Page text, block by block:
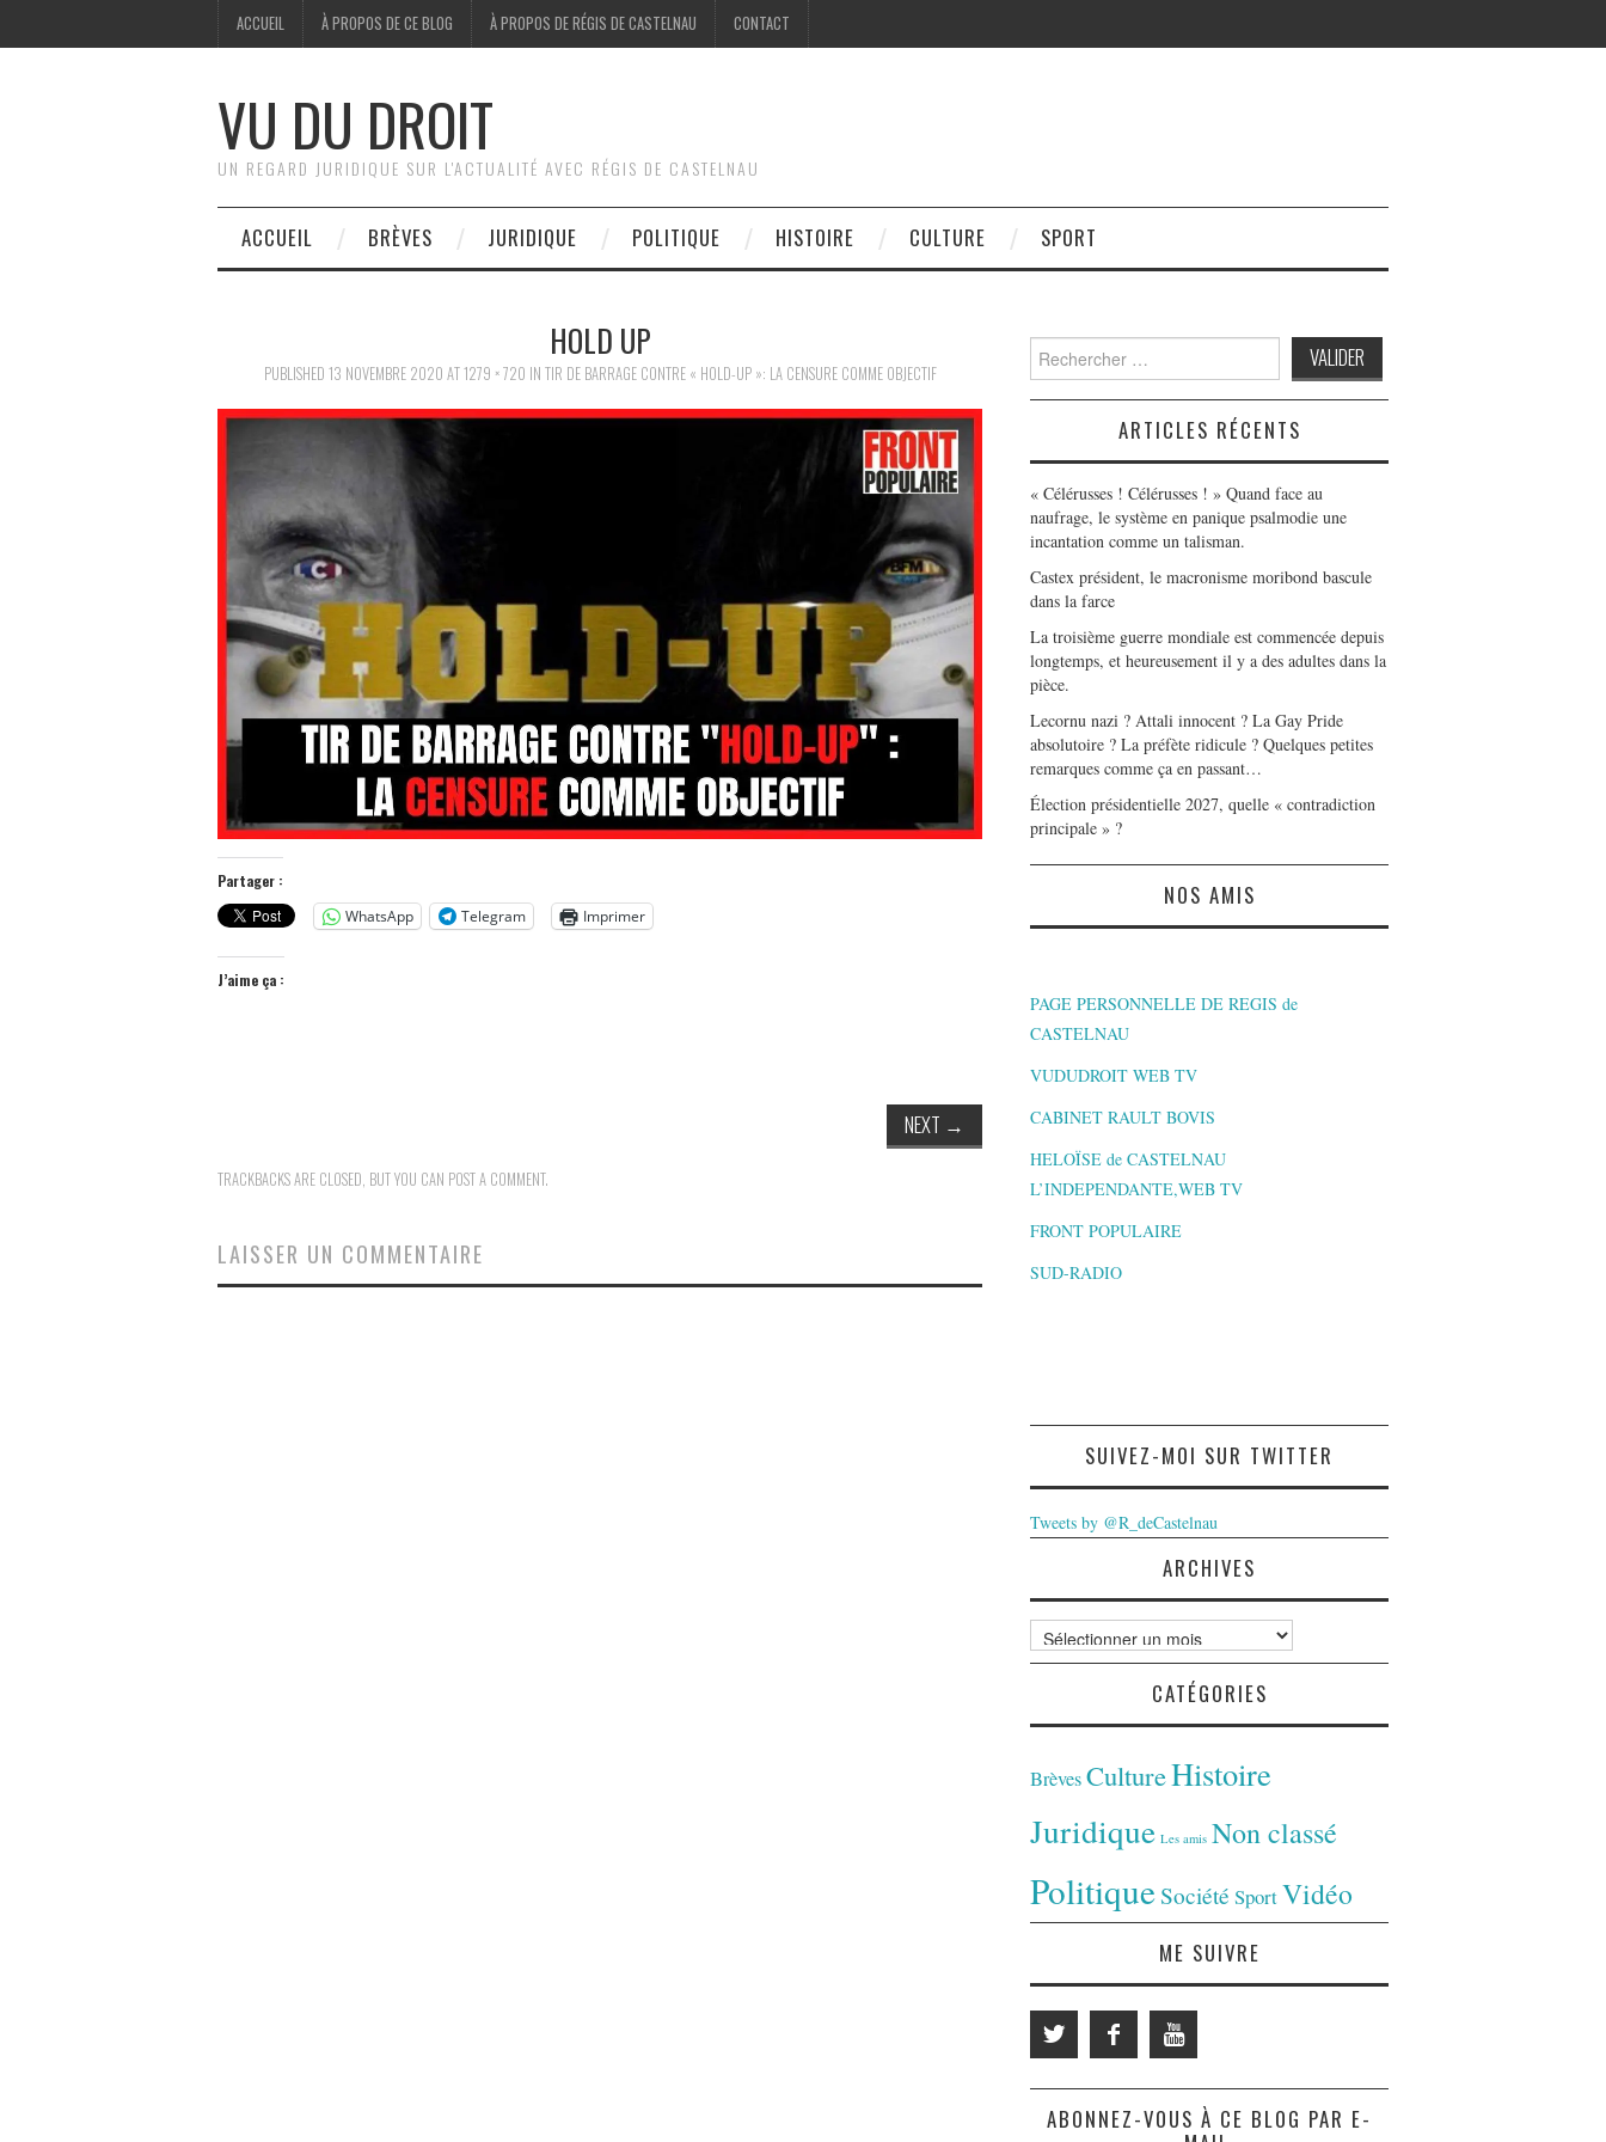
ACCUEIL À PROPOS DE CE BLOG À PROPOS DE RÉGIS DE CASTELNAU CONTACT
VU DU DROIT
UN REGARD JURIDIQUE SUR L'ACTUALITÉ AVEC RÉGIS DE CASTELNAU
ACCUEIL BRÈVES JURIDIQUE POLITIQUE HISTOIRE CULTURE SPORT
HOLD UP
PUBLISHED 13 NOVEMBRE 2020 AT1279 × 720 IN TIR DE BARRAGE CONTRE « HOLD-UP »: LA CENSURE COMME OBJECTIF
Partager :
WhatsApp
Telegram Imprimer
J’aime ça :
NEXT →
TRACKBACKS ARE CLOSED, BUT YOU CAN POST A COMMENT.
LAISSER UN COMMENTAIRE
Search
for:
ARTICLES RÉCENTS
« Célérusses ! Célérusses ! » Quand face au
naufrage, le système en panique psalmodie une
incantation comme un talisman.
Castex président, le macronisme moribond bascule
dans la farce
La troisième guerre mondiale est commencée depuis
longtemps, et heureusement il y a des adultes dans la
pièce.
Lecornu nazi ? Attali innocent ? La Gay Pride
absolutoire ? La préfète ridicule ? Quelques petites
remarques comme ça en passant…
Élection présidentielle 2027, quelle « contradiction
principale » ?
NOS AMIS
PAGE PERSONNELLE DE REGIS de
CASTELNAU
VUDUDROIT WEB TV
CABINET RAULT BOVIS
HELOÏSE de CASTELNAU
L’INDEPENDANTE,WEB TV
FRONT POPULAIRE
SUD-RADIO
SUIVEZ-MOI SUR TWITTER
Tweets by @R_deCastelnau
ARCHIVES
Archives
CATÉGORIES
BrèvesCultureHistoire
Juridique Les amis Non classé
PolitiqueSociété SportVidéo
ME SUIVRE
ABONNEZ-VOUS À CE BLOG PAR E-